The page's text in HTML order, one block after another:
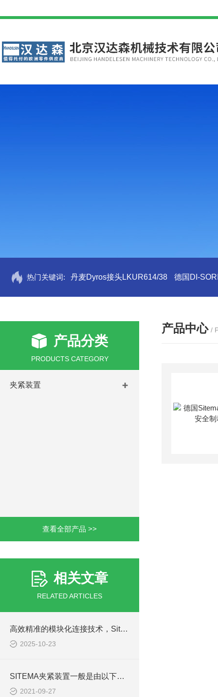
热门关键词: 丹麦Dyros接头LKUR614/38 德国DI-
产品分类
PRODUCTS CATEGORY
夹紧装置
查看全部产品 >>
相关文章
RELATED ARTICLES
高效精准的模块化连接技术，Sitema锁紧装置解析
2025-10-23
SITEMA夹紧装置一般是由以下三部分组成
2021-09-27
产品中心 /